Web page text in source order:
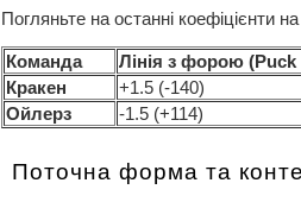
Погляньте на останні коефіцієнти
Команда Лінія з форою (Puck
Кракен
+1.5 (-140)
Ойлерз
-1.5 (+114)
Поточна форма та